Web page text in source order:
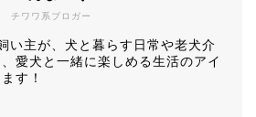
チワワ系ブロガー
い主が、犬と暮らす日常や老犬介
愛犬と一緒に楽しめる生活のアイ
す！